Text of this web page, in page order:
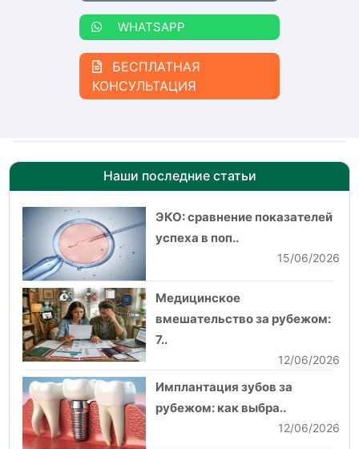
WHATSAPP
БЕСПЛАТНАЯ
КОНСУЛЬТАЦИЯ
Наши последние статьи
ЭКО: сравнение показателей
успеха в поп..
15/06/2026
Медицинское
вмешательство за рубежом:
7..
12/06/2026
Имплантация зубов за
рубежом: как выбра..
12/06/2026